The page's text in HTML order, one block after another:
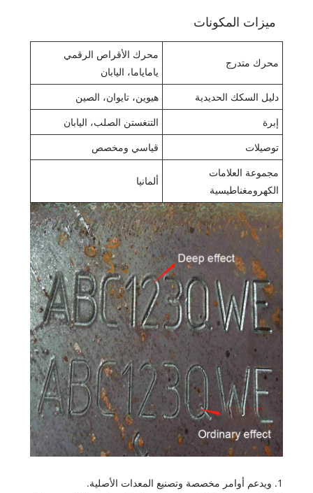
ميزات المكونات
محرك متدرج
محرك الأقراص الرقمي
ياماياما، اليابان
دليل السكك الحديدية
هيوين، تايوان، الصين
إبرة
التنغستن الصلب، اليابان
توصيلات
قياسي ومخصص
مجموعة العلامات
الكهرومغناطيسية
ألمانيا
1. ويدعم أوامر مخصصة وتصنيع المعدات الأصلية.